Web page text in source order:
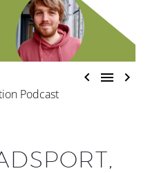
  
Podcast